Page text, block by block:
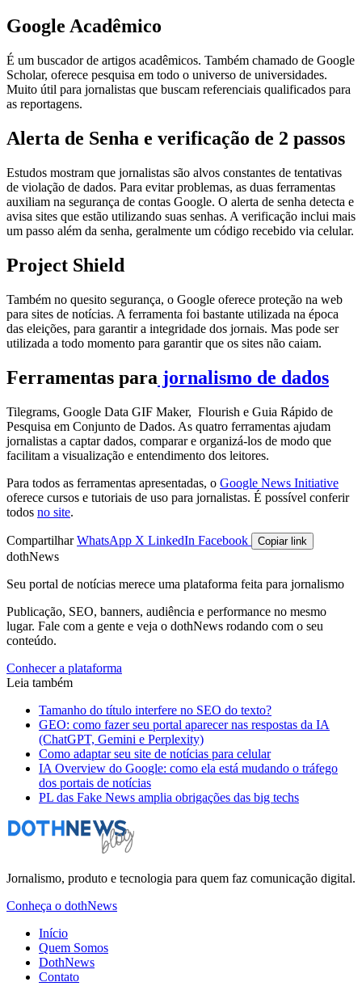
Google Acadêmico
É um buscador de artigos acadêmicos. Também chamado de Google
Scholar, oferece pesquisa em todo o universo de universidades.
Muito útil para jornalistas que buscam referenciais qualificados para
as reportagens.
Alerta de Senha e verificação de 2 passos
Estudos mostram que jornalistas são alvos constantes de tentativas
de violação de dados. Para evitar problemas, as duas ferramentas
auxiliam na segurança de contas Google. O alerta de senha detecta e
avisa sites que estão utilizando suas senhas. A verificação inclui mais
um passo além da senha, geralmente um código recebido via celular.
Project Shield
Também no quesito segurança, o Google oferece proteção na web
para sites de notícias. A ferramenta foi bastante utilizada na época
das eleições, para garantir a integridade dos jornais. Mas pode ser
utilizada a todo momento para garantir que os sites não caiam.
Ferramentas para jornalismo de dados
Tilegrams, Google Data GIF Maker, Flourish e Guia Rápido de
Pesquisa em Conjunto de Dados. As quatro ferramentas ajudam
jornalistas a captar dados, comparar e organizá-los de modo que
facilitam a visualização e entendimento dos leitores.
Para todos as ferramentas apresentadas, o Google News Initiative
oferece cursos e tutoriais de uso para jornalistas. É possível conferir
todos no site.
Compartilhar WhatsApp X LinkedIn Facebook Copiar link
dothNews
Seu portal de notícias merece uma plataforma feita para jornalismo
Publicação, SEO, banners, audiência e performance no mesmo
lugar. Fale com a gente e veja o dothNews rodando com o seu
conteúdo.
Conhecer a plataforma
Leia também
Tamanho do título interfere no SEO do texto?
GEO: como fazer seu portal aparecer nas respostas da IA
(ChatGPT, Gemini e Perplexity)
Como adaptar seu site de notícias para celular
IA Overview do Google: como ela está mudando o tráfego
dos portais de notícias
PL das Fake News amplia obrigações das big techs
Jornalismo, produto e tecnologia para quem faz comunicação digital.
Conheça o dothNews
Início
Quem Somos
DothNews
Contato